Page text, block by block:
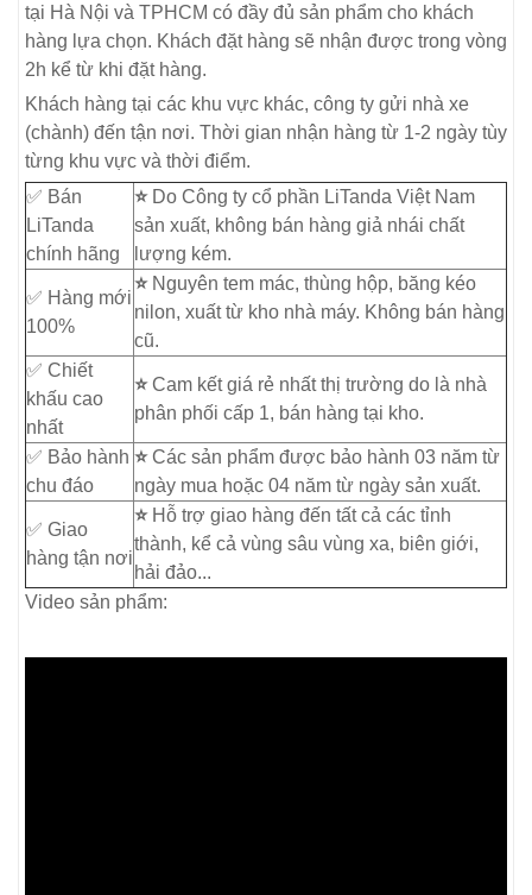
tại Hà Nội và TPHCM có đầy đủ sản phẩm cho khách
hàng lựa chọn. Khách đặt hàng sẽ nhận được trong vòng
2h kể từ khi đặt hàng.
Khách hàng tại các khu vực khác, công ty gửi nhà xe
(chành) đến tận nơi. Thời gian nhận hàng từ 1-2 ngày tùy
từng khu vực và thời điểm.
✅ Bán
LiTanda
chính hãng
⭐ Do Công ty cổ phần LiTanda Việt Nam
sản xuất, không bán hàng giả nhái chất
lượng kém.
✅ Hàng mới
100%
⭐ Nguyên tem mác, thùng hộp, băng kéo
nilon, xuất từ kho nhà máy. Không bán hàng
cũ.
✅ Chiết
khấu cao
nhất
⭐Cam kết giá rẻ nhất thị trường do là nhà
phân phối cấp 1, bán hàng tại kho.
✅ Bảo hành
chu đáo
⭐Các sản phẩm được bảo hành 03 năm từ
ngày mua hoặc 04 năm từ ngày sản xuất.
✅ Giao
hàng tận nơi
⭐ Hỗ trợ giao hàng đến tất cả các tỉnh
thành, kể cả vùng sâu vùng xa, biên giới,
hải đảo...
Video sản phẩm: